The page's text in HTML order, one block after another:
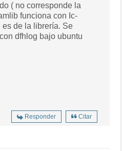
( no corresponde la
funciona con Ic-
dfhlog bajo ubuntu
Responder Citar